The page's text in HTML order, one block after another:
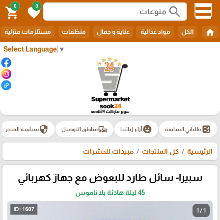
Select Language ▼
search
0
favorite
0
shopping_cart
home الكل مواد غذائية عناية و جمال منظفات مستلزمات منزلية
ballotطلباتي السابقة emoji_emotionsآراء زبائننا commuteمناطق التوصيل securityسياسة المتجر
الرئيسية كل المنتجات مبيدات للحشرات
سبيرا- سائل طارد للبعوض مع جهاز كهربائي
45 ليلة هادئة بلا ناموس
1 / 1